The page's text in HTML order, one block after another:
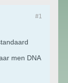
#1
men DNA